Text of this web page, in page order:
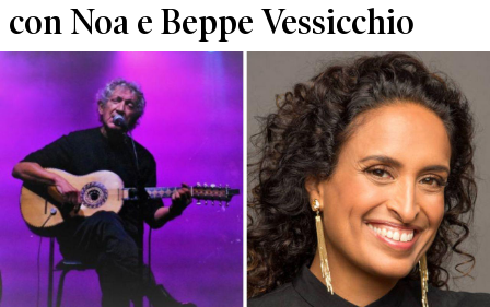
con Noa e Beppe Vessicchio